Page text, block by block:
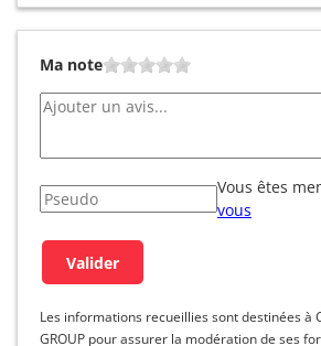
Ma note
Vous êtes
vous
Les informations recueillies sont destinées à
GROUP pour assurer la modération de ses